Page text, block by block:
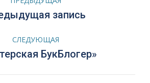
Предыдущая
запись
СЛЕДУЮЩАЯ
Следующая
БукБлогер»